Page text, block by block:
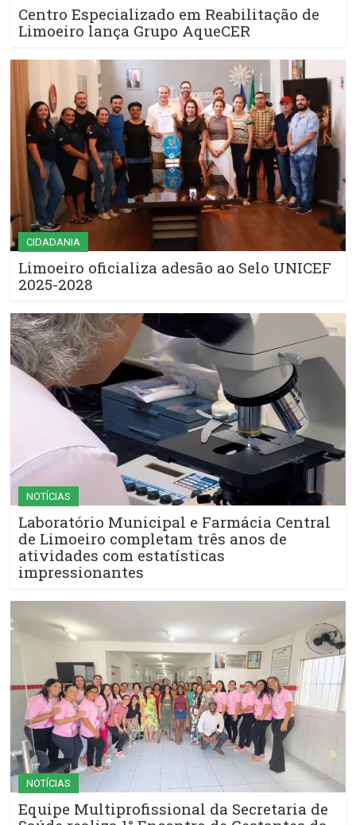
Centro Especializado em Reabilitação de
Limoeiro lança Grupo AqueCER
CIDADANIA
Limoeiro oficializa adesão ao Selo UNICEF
2025-2028
NOTÍCIAS
Laboratório Municipal e Farmácia Central
de Limoeiro completam três anos de
atividades com estatísticas
impressionantes
NOTÍCIAS
Equipe Multiprofissional da Secretaria de